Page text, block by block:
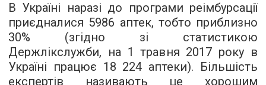
В Україні наразі до програми реімбурсації
приєдналися 5986 аптек, тобто приблизно
30% (згідно зі статистикою
Держлікслужби, на 1 травня 2017 року в
Україні працює 18 224 аптеки). Більшість
експертів називають це хорошим